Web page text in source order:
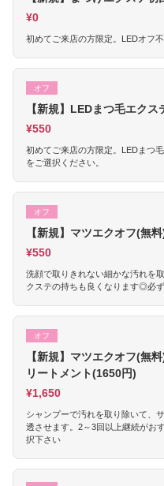
¥0
初めてご来店の方限定。LEDオフ不
オフ
【新規】LEDまつ毛エクス
¥550
初めてご来店の方限定。LEDまつ
をご選択ください。
オフ
【新規】マツエクオフ(無
¥550
洗顔で取りきれない細かな汚れを
クステの持ちも良くなります◎必
オフ
【新規】マツエクオフ(無
リートメント(1650円)
¥1,650
シャンプーで汚れを取り除いて、
透させます。2～3回以上継続がお
択下さい